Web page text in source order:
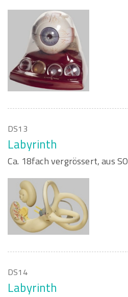
DS13
Labyrinth
Ca. 18fach vergrössert, aus
DS14
Labyrinth